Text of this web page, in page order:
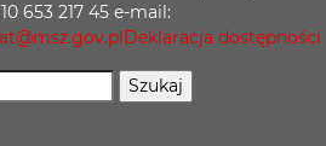
653 217 45 e-mail:
Deklaracja dostępności